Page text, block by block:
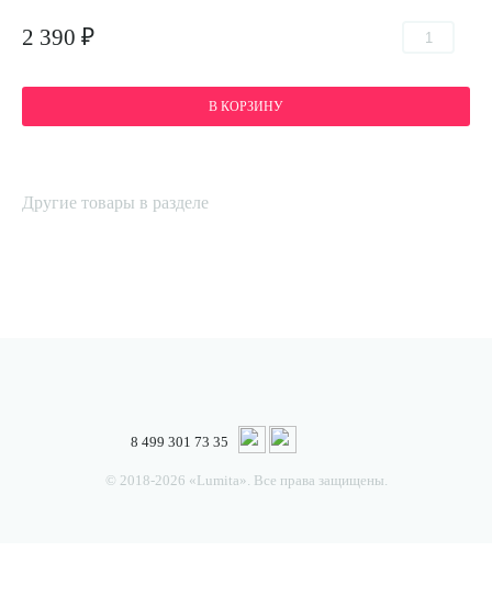
2 390 ₽
В КОРЗИНУ
Другие товары в разделе
© 2018-2026 «Lumita». Все права защищены.
8 499 301 73 35